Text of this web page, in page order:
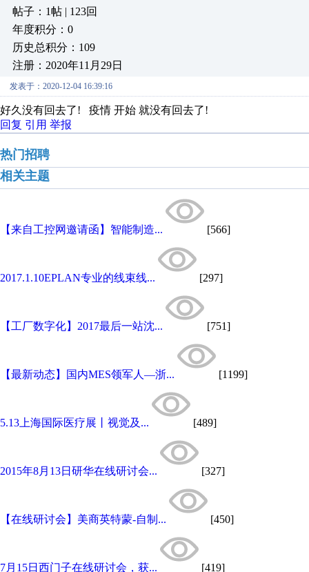
帖子：1帖 | 123回
年度积分：0
历史总积分：109
注册：2020年11月29日
发表于：2020-12-04 16:39:16
好久没有回去了! 疫情 开始 就没有回去了!
回复 引用 举报
热门招聘
相关主题
【来自工控网邀请函】智能制造... [566]
2017.1.10EPLAN专业的线束线... [297]
【工厂数字化】2017最后一站沈... [751]
【最新动态】国内MES领军人—浙... [1199]
5.13上海国际医疗展丨视觉及... [489]
2015年8月13日研华在线研讨会... [327]
【在线研讨会】美商英特蒙-自制... [450]
7月15日西门子在线研讨会，获... [419]